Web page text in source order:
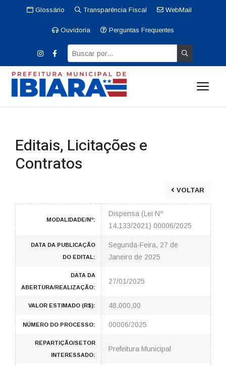
Glossário Transparência Fiscal WebMail
Ouvidoria Perguntas Frequentes
Editais, Licitações e
Contratos
VOLTAR
MODALIDADE/Nº:
Dispensa (Lei Nº
14.133/2021) 00006/2025
DATA DA PUBLICAÇÃO
DO EDITAL:
Segunda-Feira, 27 de
Janeiro de 2025
DATA DA
ABERTURA/REALIZAÇÃO:
27/01/2025
VALOR ESTIMADO (R$): 48.000,00
NÚMERO DO PROCESSO: 00006/2025
REPARTIÇÃO/SETOR
INTERESSADO:
Prefeitura Municipal